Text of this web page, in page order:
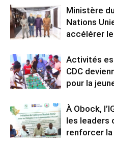
Ministère
Nations
accélérer
Activités
CDC
pour la
À Obock,
les leaders
renforcer